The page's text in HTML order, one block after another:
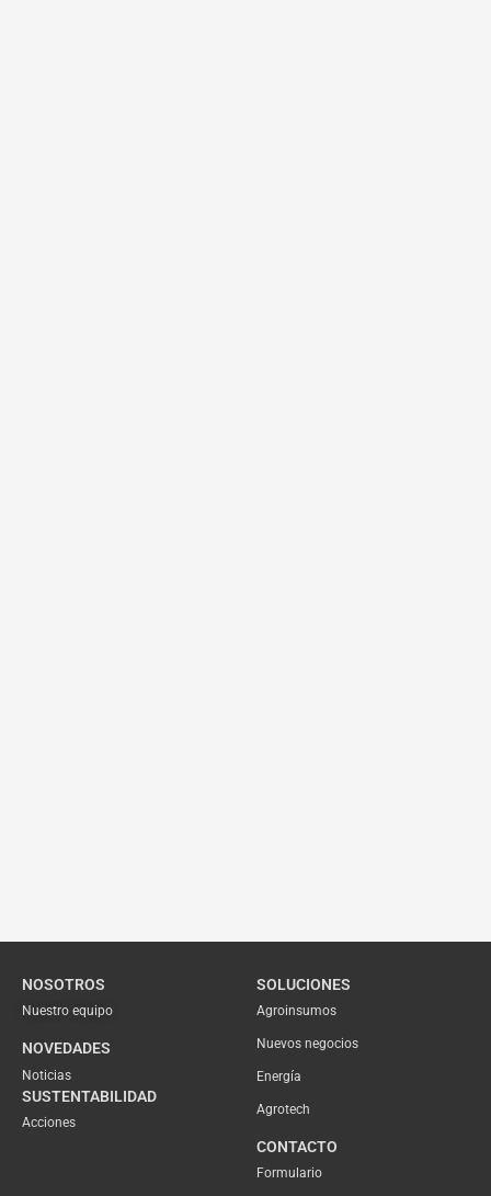
NOSOTROS
Nuestro equipo
NOVEDADES
Noticias
SUSTENTABILIDAD
Acciones
SOLUCIONES
Agroinsumos
Nuevos negocios
Energía
Agrotech
CONTACTO
Formulario